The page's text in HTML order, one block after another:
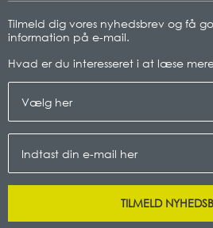
Tilmeld dig vores nyhedsbrev og få
information på e-mail.
Hvad er du interesseret i at læse
TILMELD